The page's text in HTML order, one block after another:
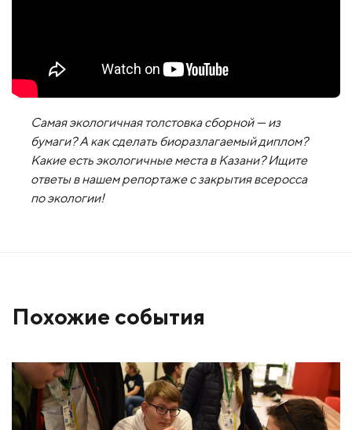
Самая экологичная толстовка сборной — из
бумаги? А как сделать биоразлагаемый диплом?
Какие есть экологичные места в Казани? Ищите
ответы в нашем репортаже с закрытия всеросса
по экологии!
Похожие события